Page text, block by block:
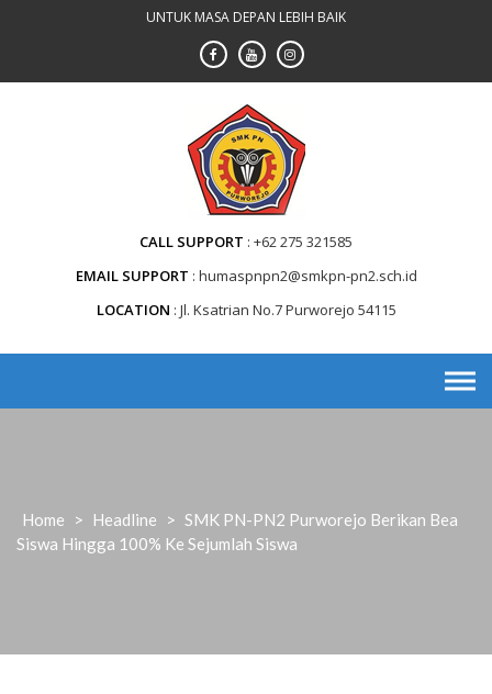
UNTUK MASA DEPAN LEBIH BAIK
CALL SUPPORT +62 275 321585
EMAIL SUPPORT humaspnpn2@smkpn-pn2.sch.id
LOCATION Jl. Ksatrian No.7 Purworejo 54115
Home > Headline > SMK PN-PN2 Purworejo Berikan Bea
Siswa Hingga 100% Ke Sejumlah Siswa